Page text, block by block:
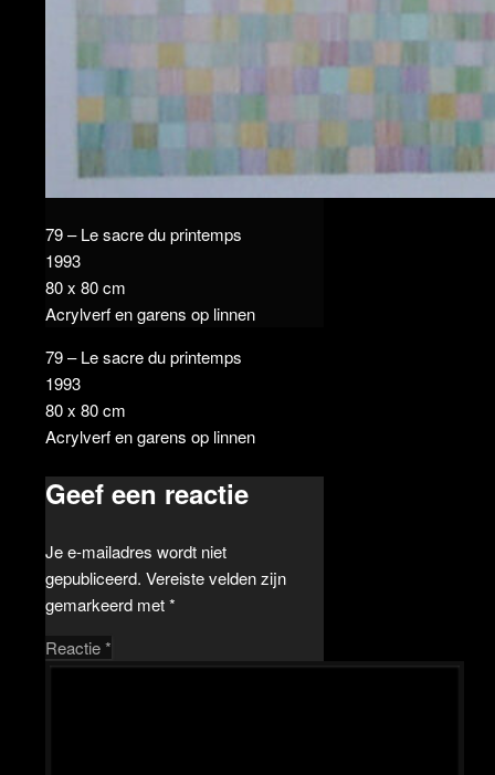
79 – Le sacre du printemps
1993
80 x 80 cm
Acrylverf en garens op linnen
79 – Le sacre du printemps
1993
80 x 80 cm
Acrylverf en garens op linnen
Geef een reactie
Je e-mailadres wordt niet
gepubliceerd. Vereiste velden zijn
gemarkeerd met*
Reactie*